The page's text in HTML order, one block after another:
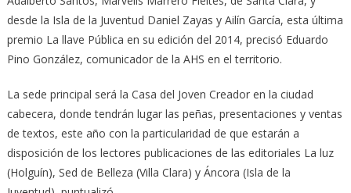
desde la Isla de la Juventud Daniel Zayas y Ailín García, esta última
premio La llave Pública en su edición del 2014, precisó Eduardo
Pino González, comunicador de la AHS en el territorio.
La sede principal será la Casa del Joven Creador en la ciudad
cabecera, donde tendrán lugar las peñas, presentaciones y ventas
de textos, este año con la particularidad de que estarán a
disposición de los lectores publicaciones de las editoriales La luz
(Holguín), Sed de Belleza (Villa Clara) y Áncora (Isla de la